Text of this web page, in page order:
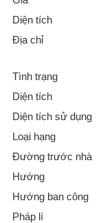
Diện tích
Địa chỉ
Tình trạng
Diện tích
Diện tích sử dụng
Loại hạng
Đường trước nhà
Hướng
Hướng ban công
Pháp lí